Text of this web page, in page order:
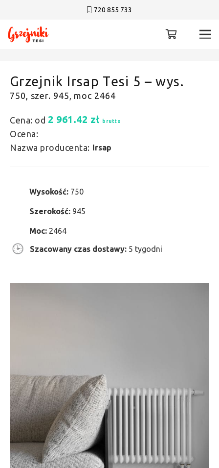
720 855 733
Grzejnik Irsap Tesi 5 – wys.
750, szer. 945, moc 2464
Cena: od 2 961.42 zł brutto
Ocena:
Nazwa producenta: Irsap
Wysokość: 750
Szerokość: 945
Moc: 2464
Szacowany czas dostawy: 5 tygodni